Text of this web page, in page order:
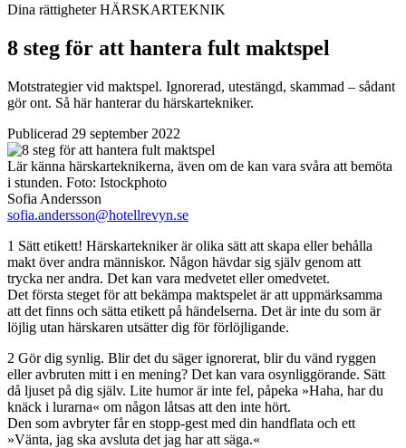
Dina rättigheterHÄRSKARTEKNIK
8 steg för att hantera fult maktspel
Motstrategier vid maktspel. Ignorerad, utestängd, skammad – sådant
gör ont. Så här hanterar du härskartekniker.
Publicerad 29 september 2022
Lär känna härskarteknikerna, även om de kan vara svåra att bemöta
i stunden. Foto: Istockphoto
Sofia Andersson
sofia.andersson@hotellrevyn.se
1 Sätt etikett! Härskartekniker är olika sätt att skapa eller behålla
makt över andra människor. Någon hävdar sig själv genom att
trycka ner andra. Det kan vara medvetet eller omedvetet.
Det första steget för att bekämpa maktspelet är att uppmärksamma
att det finns och sätta etikett på händelserna. Det är inte du som är
löjlig utan härskaren utsätter dig för förlöjligande.
2 Gör dig synlig. Blir det du säger ignorerat, blir du vänd ryggen
eller avbruten mitt i en mening? Det kan vara osynlig­görande. Sätt
då ljuset på dig själv. Lite humor är inte fel, påpeka »Haha, har du
knäck i lurarna« om någon låtsas att den inte hört.
Den som avbryter får en stopp­-gest med din handflata och ett
»Vänta, jag ska avsluta det jag har att säga.«